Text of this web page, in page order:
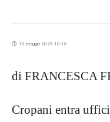
13 maggio 2025 10:10
di FRANCESCA
Cropani entra